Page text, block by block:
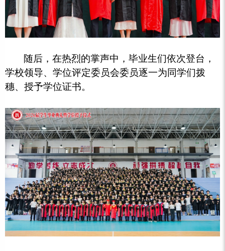
随后，在热烈的掌声中，毕业生们依次登台，
学校领导、学位评定委员会委员逐一为同学们拨
穗、授予学位证书。